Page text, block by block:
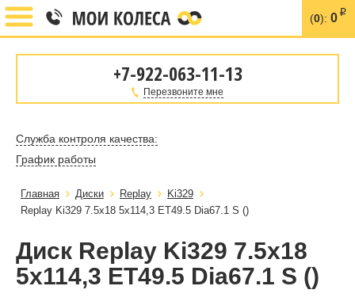
(0): 0 i
+7-922-063-11-13
Перезвоните мне
Служба контроля качества:
График работы
Главная Диски Replay
Ki329
Replay Ki329 7.5x18 5x114,3 ET49.5 Dia67.1 S ()
Диск Replay Ki329 7.5x18
5x114,3 ET49.5 Dia67.1 S ()